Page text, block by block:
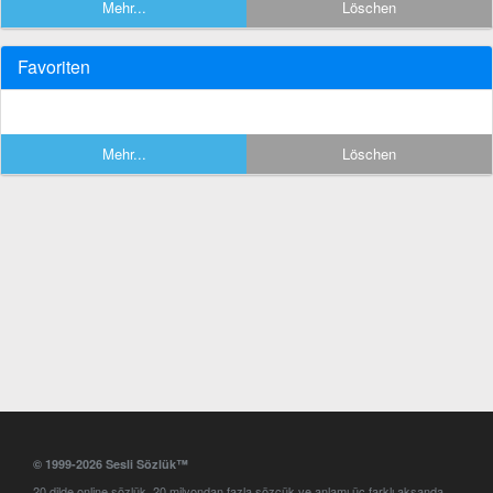
Mehr... Löschen
Favoriten
Mehr... Löschen
© 1999-2026 Sesli Sözlük™